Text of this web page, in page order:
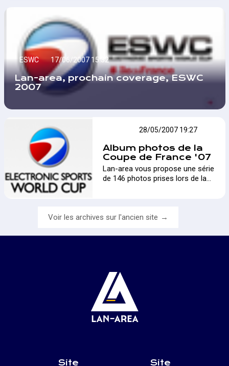
ESWC 17/06/2007 15:32
Lan-area, prochain coverage, ESWC
2007
28/05/2007 19:27
Album photos de la
Coupe de France '07
Lan-area vous propose une série
de 146 photos prises lors de la
Voir les archives sur l'ancien site
Site Site